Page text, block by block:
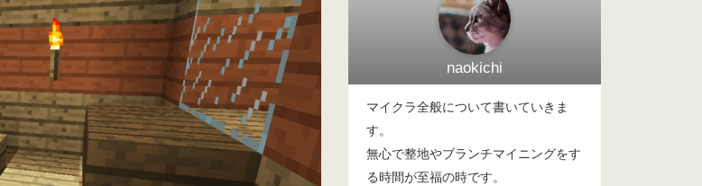
naokichi
マイクラ全般について書いていきま
す。
無心で整地やブランチマイニングをす
る時間が至福の時です。